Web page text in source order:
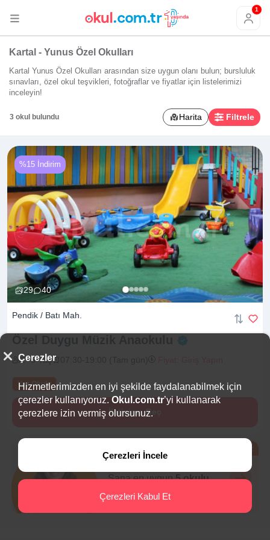
1
Kartal - Yunus Özel Okulları
Kartal Yunus Özel Okulları arasından size uygun olanı bulun; bursluluk
sınavları, özel okul teşvikleri, fotoğraflar ve fiyatlar için listelerimizi
inceleyin!
3 okul bulundu Harita Filtrele
29 40
%15 İndirim
Pendik / Batı Mah.
2 -6 Yaş
Yaz Okulu
İletişime Geç
Sana en uygun5 okulu
hemen bulalım.
Çerezler
Hizmetlerimizden en iyi şekilde faydalanabilmek için
çerezler kullanıyoruz. Okul.com.tr’yi kullanarak
çerezlere izin vermiş olursunuz.
Çerezleri İncele
Çerezleri Kabul Et